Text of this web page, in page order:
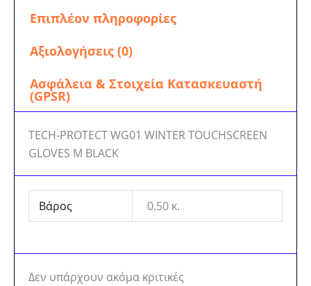
Επιπλέον πληροφορίες
Αξιολογήσεις (0)
Ασφάλεια & Στοιχεία Κατασκευαστή
(GPSR)
TECH-PROTECT WG01 WINTER TOUCHSCREEN
GLOVES M BLACK
Βάρος 0.50 κ.
Δεν υπάρχουν ακόμα κριτικές